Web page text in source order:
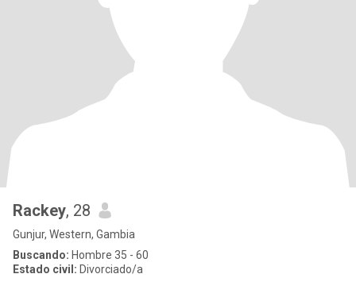
Rackey, 28
Gunjur, Western, Gambia
Buscando: Hombre 35 - 60
Estado civil: Divorciado/a